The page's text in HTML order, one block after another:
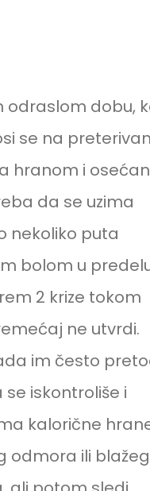
odraslom dobu,
se na
hranom i
da se uzima
nekoliko puta
bolom u
2 krize tokom
ne utvrdi.
im često
iskontroliše i
kalorične
odmora ili blažeg